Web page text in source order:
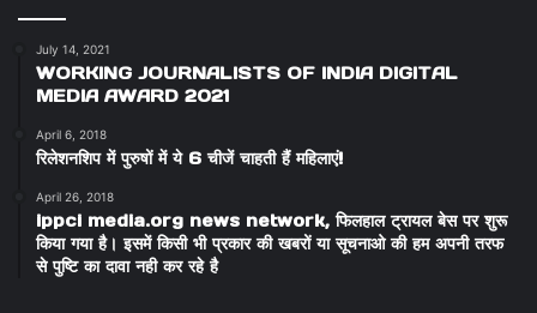
July 14, 2021
WORKING JOURNALISTS OF INDIA DIGITAL
MEDIA AWARD 2021
April 6, 2018
रिलेशनशिप में पुरुषों में ये 6 चीजें चाहती हैं महिलाएं!
April 26, 2018
ippci media.org news network, फिलहाल ट्रायल बेस पर शुरू
किया गया है। इसमें किसी भी प्रकार की खबरों या सूचनाओ की हम अपनी तरफ
से पुष्टि का दावा नही कर रहे है